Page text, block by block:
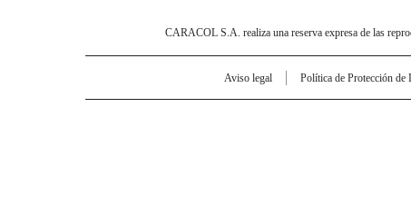
CARACOL S.A. realiza una reserva expresa de las
Aviso legal Política de Protección de